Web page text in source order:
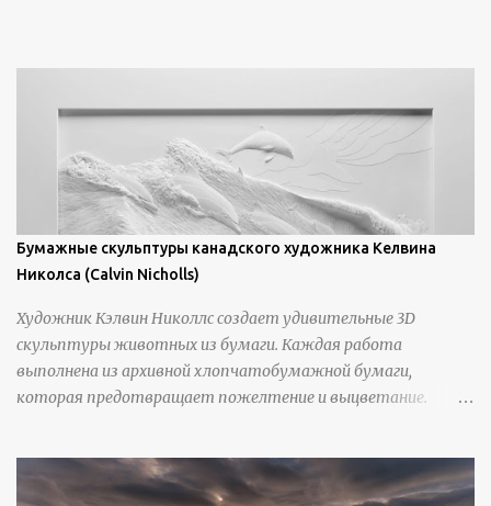
Бумажные скульптуры канадского художника Келвина
Николса (Calvin Nicholls)
Художник Кэлвин Николлс создает удивительные 3D
скульптуры животных из бумаги. Каждая работа
выполнена из архивной хлопчатобумажной бумаги,
которая предотвращает пожелтение и выцветание.
инструменты для текстурирования, чтобы точно